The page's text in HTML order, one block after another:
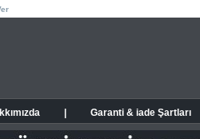
Garanti & iade Şartları